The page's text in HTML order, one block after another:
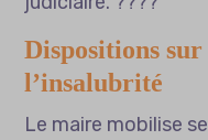
Dispositions
l’insalubrité
Le maire mobilise